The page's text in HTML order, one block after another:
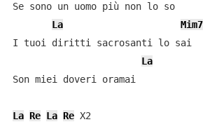
Se sono un uomo più non lo so
La
Mim7
I tuoi diritti sacrosanti lo sai
La
Son miei doveri oramai
La Re La Re X2